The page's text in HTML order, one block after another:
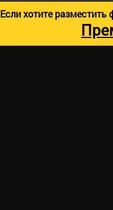
Если хотите